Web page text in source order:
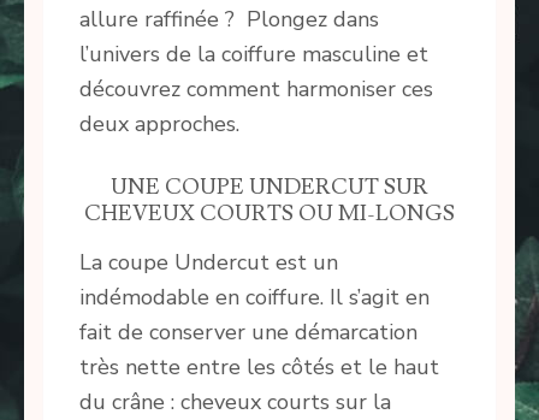
allure raffinée ? Plongez dans
l’univers de la coiffure masculine et
découvrez comment harmoniser ces
deux approches.
UNE COUPE UNDERCUT SUR
CHEVEUX COURTS OU MI-LONGS
La coupe Undercut est un
indémodable en coiffure. Il s’agit en
fait de conserver une démarcation
très nette entre les côtés et le haut
du crâne : cheveux courts sur la